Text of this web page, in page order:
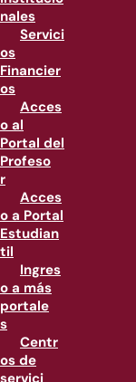
nales
Servici
os
Financier
os
Acces
o al
Portal del
Profeso
r
Acces
o a Portal
Estudian
til
Ingres
o a más
portale
s
Centr
os de
servici